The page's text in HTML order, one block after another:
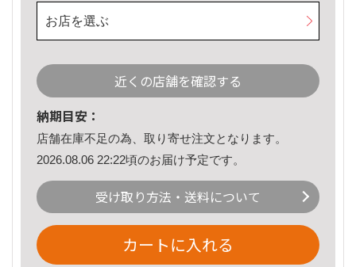
お店を選ぶ
近くの店舗を確認する
納期目安：
店舗在庫不足の為、取り寄せ注文となります。
2026.08.06 22:22頃のお届け予定です。
受け取り方法・送料について
カートに入れる